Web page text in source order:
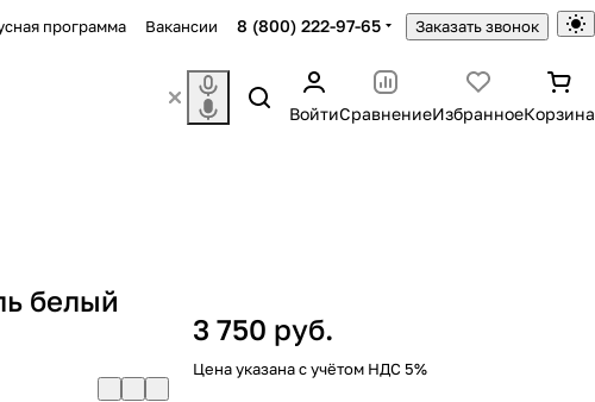
программа Вакансии 8 (800) 222-97-65 Заказать звонок
ВойтиСравнениеИзбранноеКорзина
белый
3 750 руб.
Цена указана с учётом НДС 5%